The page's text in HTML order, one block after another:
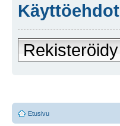
Käyttöehdot
Rekisteröidy
Etusivu